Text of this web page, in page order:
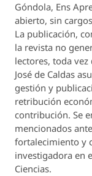
Góndola, Ens
abierto, sin
La publicación,
la revista no
lectores, toda
José de Caldas
gestión y
retribución
contribución. Se
mencionados
fortalecimiento y
investigadora en
Ciencias.